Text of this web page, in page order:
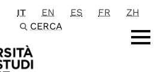
principale
IT EN ES FR
ZH
CERCA